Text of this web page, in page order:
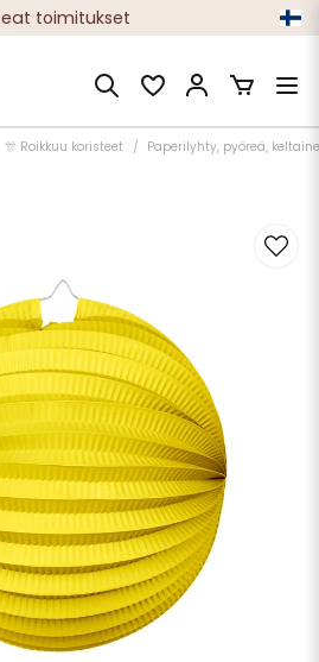
toimitukset
yli 49 € tilauksille
🎊 Roikkuu koristeet Paperilyhty, pyöreä,